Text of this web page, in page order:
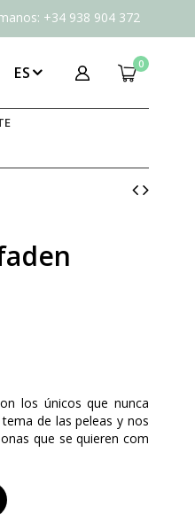
+34 938 904 372
0
ES
los únicos que nunca
de las peleas y nos
que se quieren com